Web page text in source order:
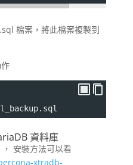
檔案，將此檔案複製到
資料庫
， 安裝方法可以看
xtradb-